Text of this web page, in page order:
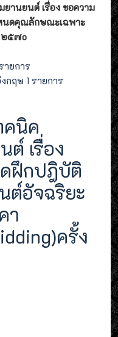
านยนต์ เรื่อง ขอความ
นดคุณลักษณะเฉพาะ
๒๕๗o
ายการ
กฤษ 1 รายการ
คนิค
ต์ เรื่อง
ฝึกปฎิบัติ
ต์อัจฉริยะ
า
ครั้ง